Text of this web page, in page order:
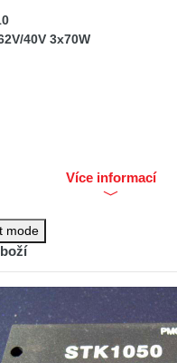
40V 3x70W
Více informací
mode